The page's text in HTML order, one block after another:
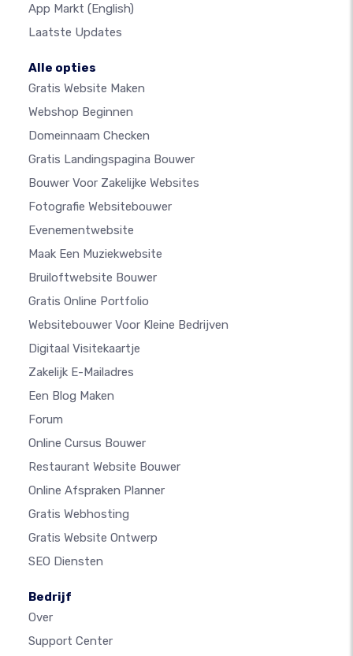
App Markt (English)
Laatste Updates
Alle opties
Gratis Website Maken
Webshop Beginnen
Domeinnaam Checken
Gratis Landingspagina Bouwer
Bouwer Voor Zakelijke Websites
Fotografie Websitebouwer
Evenementwebsite
Maak Een Muziekwebsite
Bruiloftwebsite Bouwer
Gratis Online Portfolio
Websitebouwer Voor Kleine Bedrijven
Digitaal Visitekaartje
Zakelijk E-Mailadres
Een Blog Maken
Forum
Online Cursus Bouwer
Restaurant Website Bouwer
Online Afspraken Planner
Gratis Webhosting
Gratis Website Ontwerp
SEO Diensten
Bedrijf
Over
Support Center